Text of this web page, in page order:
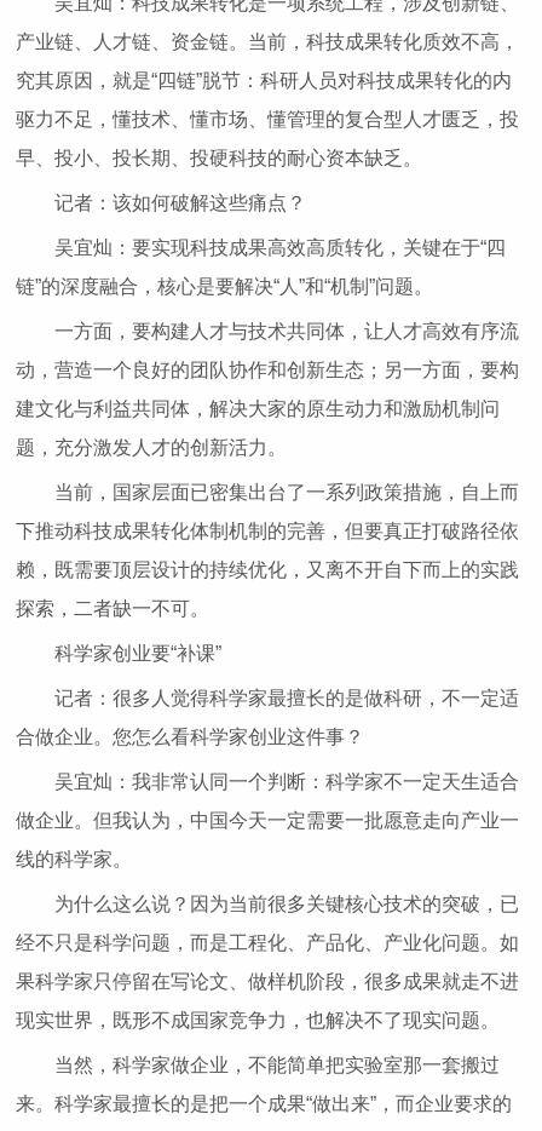
产业链、人才链、资金链。当前，科技成果转化质效不高，
究其原因，就是“四链”脱节：科研人员对科技成果转化的内
驱力不足，懂技术、懂市场、懂管理的复合型人才匮乏，投
早、投小、投长期、投硬科技的耐心资本缺乏。
记者：该如何破解这些痛点？
吴宜灿：要实现科技成果高效高质转化，关键在于“四
链”的深度融合，核心是要解决“人”和“机制”问题。
一方面，要构建人才与技术共同体，让人才高效有序流
动，营造一个良好的团队协作和创新生态；另一方面，要构
建文化与利益共同体，解决大家的原生动力和激励机制问
题，充分激发人才的创新活力。
当前，国家层面已密集出台了一系列政策措施，自上而
下推动科技成果转化体制机制的完善，但要真正打破路径依
赖，既需要顶层设计的持续优化，又离不开自下而上的实践
探索，二者缺一不可。
科学家创业要“补课”
记者：很多人觉得科学家最擅长的是做科研，不一定适
合做企业。您怎么看科学家创业这件事？
吴宜灿：我非常认同一个判断：科学家不一定天生适合
做企业。但我认为，中国今天一定需要一批愿意走向产业一
线的科学家。
为什么这么说？因为当前很多关键核心技术的突破，已
经不只是科学问题，而是工程化、产品化、产业化问题。如
果科学家只停留在写论文、做样机阶段，很多成果就走不进
现实世界，既形不成国家竞争力，也解决不了现实问题。
当然，科学家做企业，不能简单把实验室那一套搬过
来。科学家最擅长的是把一个成果“做出来”，而企业要求的